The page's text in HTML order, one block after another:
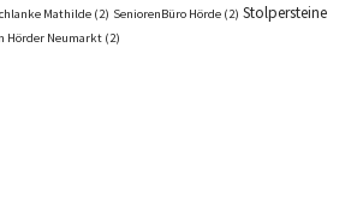
Mathilde (2) SeniorenBüro Hörde (2) Stolpersteine
Hörder Neumarkt (2)